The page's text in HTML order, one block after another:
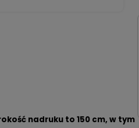
nadruku to 150 cm, w tym